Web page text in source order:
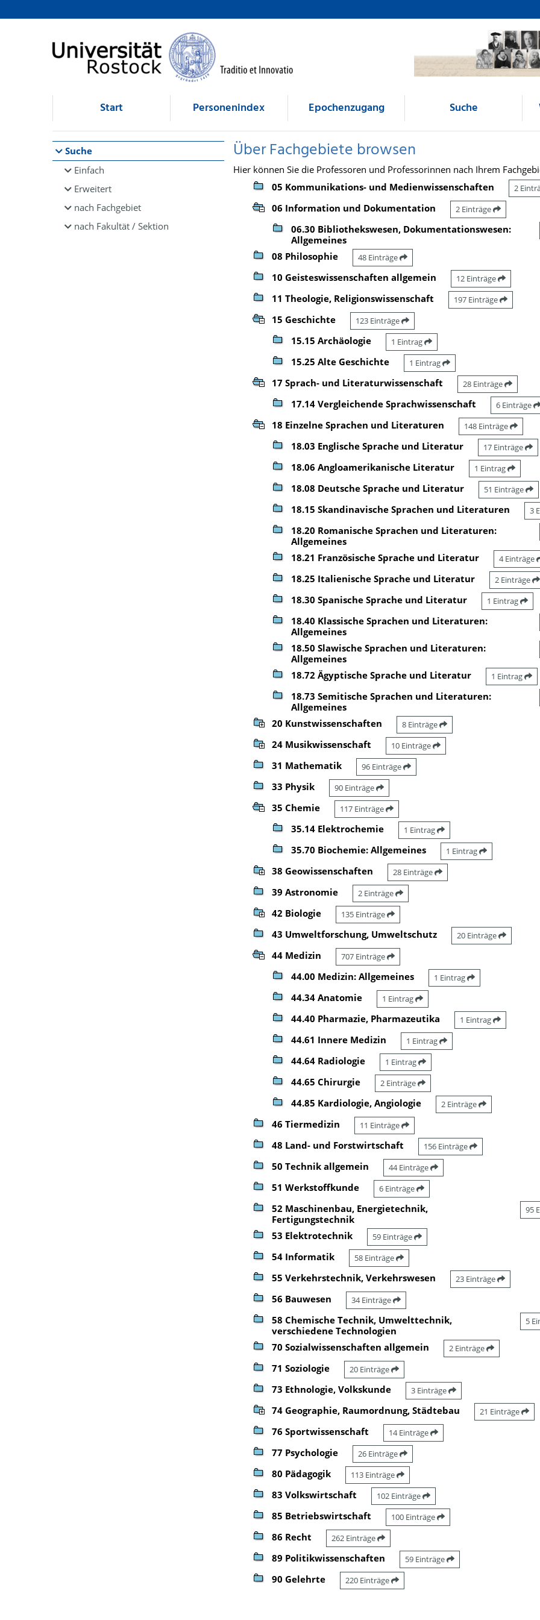
Browsen
direkt zum Inhalt
Start Personenindex Epochenzugang Suche
Suche
Einfach
Erweitert
nach Fachgebiet
nach Fakultät / Sektion
Über Fachgebiete browsen
Hier können Sie die Professoren und Professorinnen nach Ihrem
05 Kommunikations- und Medienwissenschaften
2
06 Information und Dokumentation 2 Einträge
06.30 Bibliothekswesen, Dokumentationswesen:
Allgemeines
08 Philosophie 48 Einträge
10 Geisteswissenschaften allgemein 12 Einträge
11 Theologie, Religionswissenschaft 197 Einträge
15 Geschichte 123 Einträge
15.15 Archäologie 1 Eintrag
15.25 Alte Geschichte 1 Eintrag
17 Sprach- und Literaturwissenschaft 28 Einträge
17.14 Vergleichende Sprachwissenschaft 6 Einträge
18 Einzelne Sprachen und Literaturen 148 Einträge
18.03 Englische Sprache und Literatur 17 Einträge
18.06 Angloamerikanische Literatur 1 Eintrag
18.08 Deutsche Sprache und Literatur 51 Einträge
18.15 Skandinavische Sprachen und Literaturen 3
18.20 Romanische Sprachen und Literaturen:
Allgemeines
18.21 Französische Sprache und Literatur 4 Einträge
18.25 Italienische Sprache und Literatur 2 Einträge
18.30 Spanische Sprache und Literatur 1 Eintrag
18.40 Klassische Sprachen und Literaturen:
Allgemeines
18.50 Slawische Sprachen und Literaturen:
Allgemeines
18.72 Ägyptische Sprache und Literatur 1 Eintrag
18.73 Semitische Sprachen und Literaturen:
Allgemeines
20 Kunstwissenschaften 8 Einträge
24 Musikwissenschaft 10 Einträge
31 Mathematik 96 Einträge
33 Physik 90 Einträge
35 Chemie 117 Einträge
35.14 Elektrochemie 1 Eintrag
35.70 Biochemie: Allgemeines 1 Eintrag
38 Geowissenschaften 28 Einträge
39 Astronomie 2 Einträge
42 Biologie 135 Einträge
43 Umweltforschung, Umweltschutz 20 Einträge
44 Medizin 707 Einträge
44.00 Medizin: Allgemeines 1 Eintrag
44.34 Anatomie 1 Eintrag
44.40 Pharmazie, Pharmazeutika 1 Eintrag
44.61 Innere Medizin 1 Eintrag
44.64 Radiologie 1 Eintrag
44.65 Chirurgie 2 Einträge
44.85 Kardiologie, Angiologie 2 Einträge
46 Tiermedizin 11 Einträge
48 Land- und Forstwirtschaft 156 Einträge
50 Technik allgemein 44 Einträge
51 Werkstoffkunde 6 Einträge
52 Maschinenbau, Energietechnik,
Fertigungstechnik
95
53 Elektrotechnik 59 Einträge
54 Informatik 58 Einträge
55 Verkehrstechnik, Verkehrswesen 23 Einträge
56 Bauwesen 34 Einträge
58 Chemische Technik, Umwelttechnik,
verschiedene Technologien
5
70 Sozialwissenschaften allgemein 2 Einträge
71 Soziologie 20 Einträge
73 Ethnologie, Volkskunde 3 Einträge
74 Geographie, Raumordnung, Städtebau 21 Einträge
76 Sportwissenschaft 14 Einträge
77 Psychologie 26 Einträge
80 Pädagogik 113 Einträge
83 Volkswirtschaft 102 Einträge
85 Betriebswirtschaft 100 Einträge
86 Recht 262 Einträge
89 Politikwissenschaften 59 Einträge
90 Gelehrte 220 Einträge